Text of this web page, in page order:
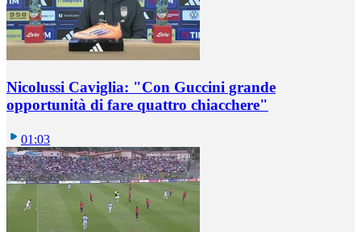
Nicolussi Caviglia: "Con Guccini grande
opportunità di fare quattro chiacchere"
01:03